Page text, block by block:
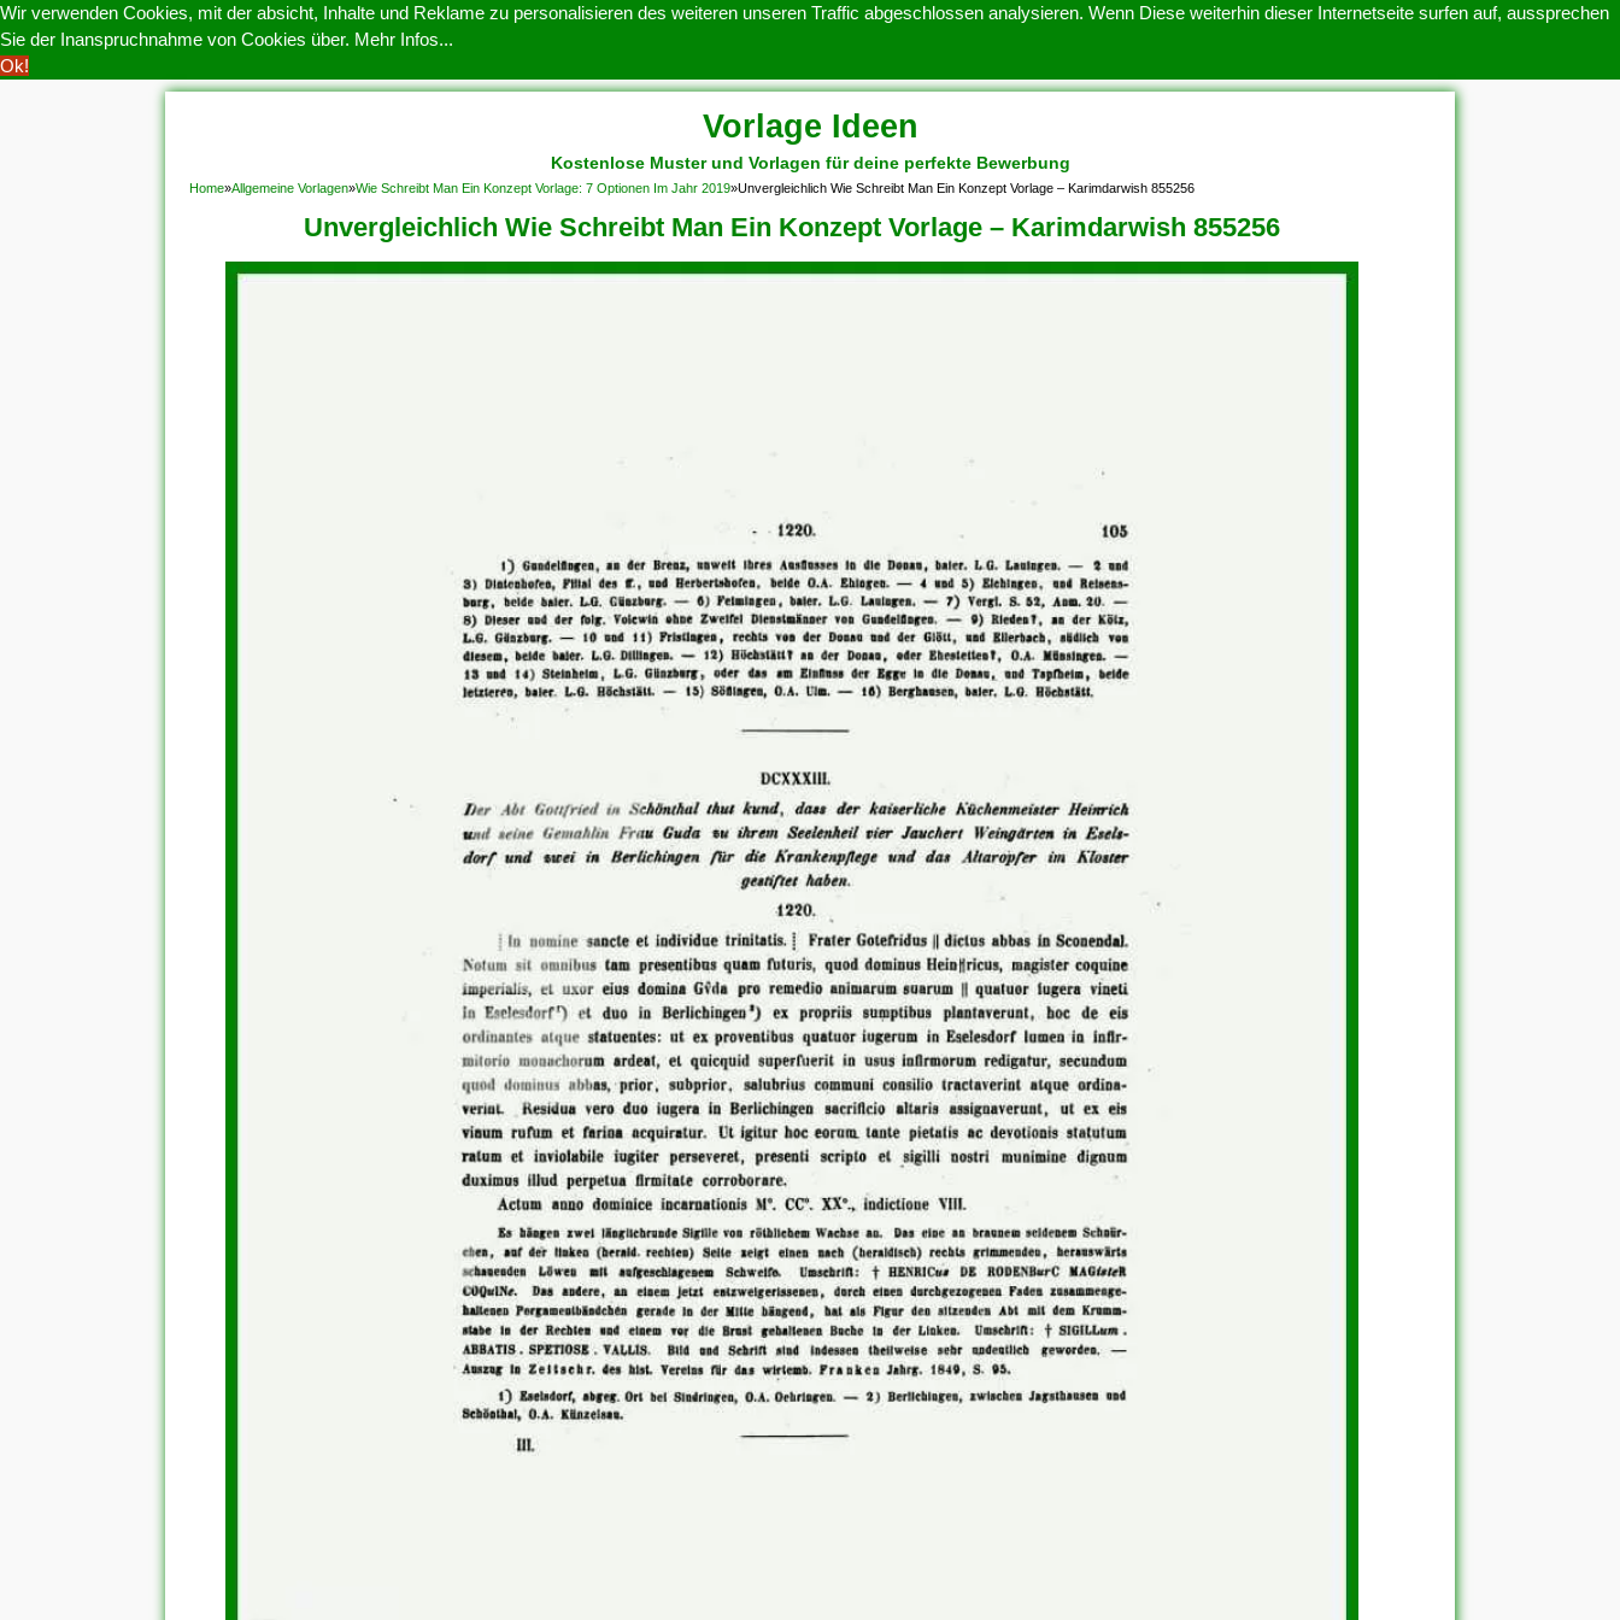
Wir verwenden Cookies, mit der absicht, Inhalte und Reklame zu personalisieren des weiteren unseren Traffic abgeschlossen analysieren. Wenn Diese weiterhin dieser Internetseite surfen auf, aussprechen
Sie der Inanspruchnahme von Cookies über. Mehr Infos...
Ok!
Vorlage Ideen
DATENSCHUTZERKLARUNG KONTAKT NUTZUNGSBEDINGUNGEN
Kostenlose Muster und Vorlagen für deine perfekte Bewerbung
Home»Allgemeine Vorlagen»Wie Schreibt Man Ein Konzept Vorlage: 7 Optionen Im Jahr 2019»Unvergleichlich Wie Schreibt Man Ein Konzept Vorlage – Karimdarwish 855256
Unvergleichlich Wie Schreibt Man Ein Konzept Vorlage – Karimdarwish 855256